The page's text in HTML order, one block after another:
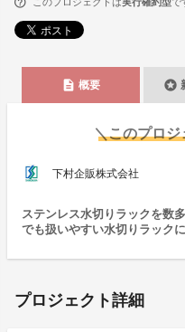
description 概要 stars
＼このプロ
下村企販株式会社
ステンレス水切りラックを数
でも扱いやすい水切りラックに
プロジェクト詳細